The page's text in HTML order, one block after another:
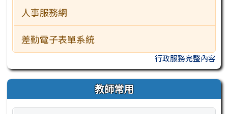
人事服務網
差勤電子表單系統
行政服務完整內容
教師常用